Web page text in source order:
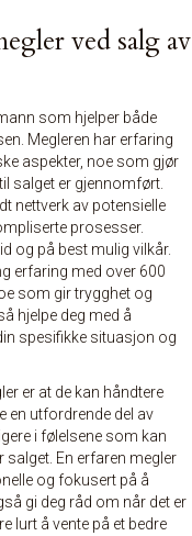
ved salg av
som hjelper både
Megleren har erfaring
aspekter, noe som gjør
salget er gjennomført.
nettverk av potensielle
prosesser.
og på best mulig vilkår.
erfaring med over 600
som gir trygghet og
hjelpe deg med å
spesifikke situasjon og
er at de kan håndtere
en utfordrende del av
i følelsene som kan
En erfaren megler
og fokusert på å
gi deg råd om når det er
lurt å vente på et bedre